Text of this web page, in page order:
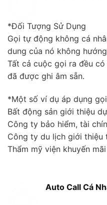
*Đối Tượng Sử Dụng
Gọi tự động không cá
dung của nó không
Tất cả cuộc gọi ra đều
đã được ghi âm sẵn.
*Một số ví dụ áp dụng
Bất động sản giới thiệu
Công ty bảo hiểm, tài
Công ty du lịch giới thiệu
Thẩm mỹ viện khuyến mãi
Auto Call Cá